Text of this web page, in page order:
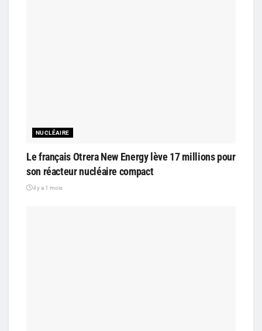
NUCLÉAIRE
Le français Otrera New Energy lève 17 millions pour
son réacteur nucléaire compact
il y a 1 mois